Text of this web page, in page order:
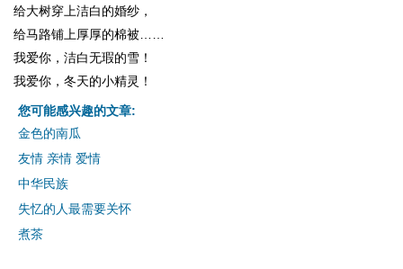
给大树穿上洁白的婚纱，
给马路铺上厚厚的棉被……
我爱你，洁白无瑕的雪！
我爱你，冬天的小精灵！
您可能感兴趣的文章:
金色的南瓜
友情 亲情 爱情
中华民族
失忆的人最需要关怀
煮茶